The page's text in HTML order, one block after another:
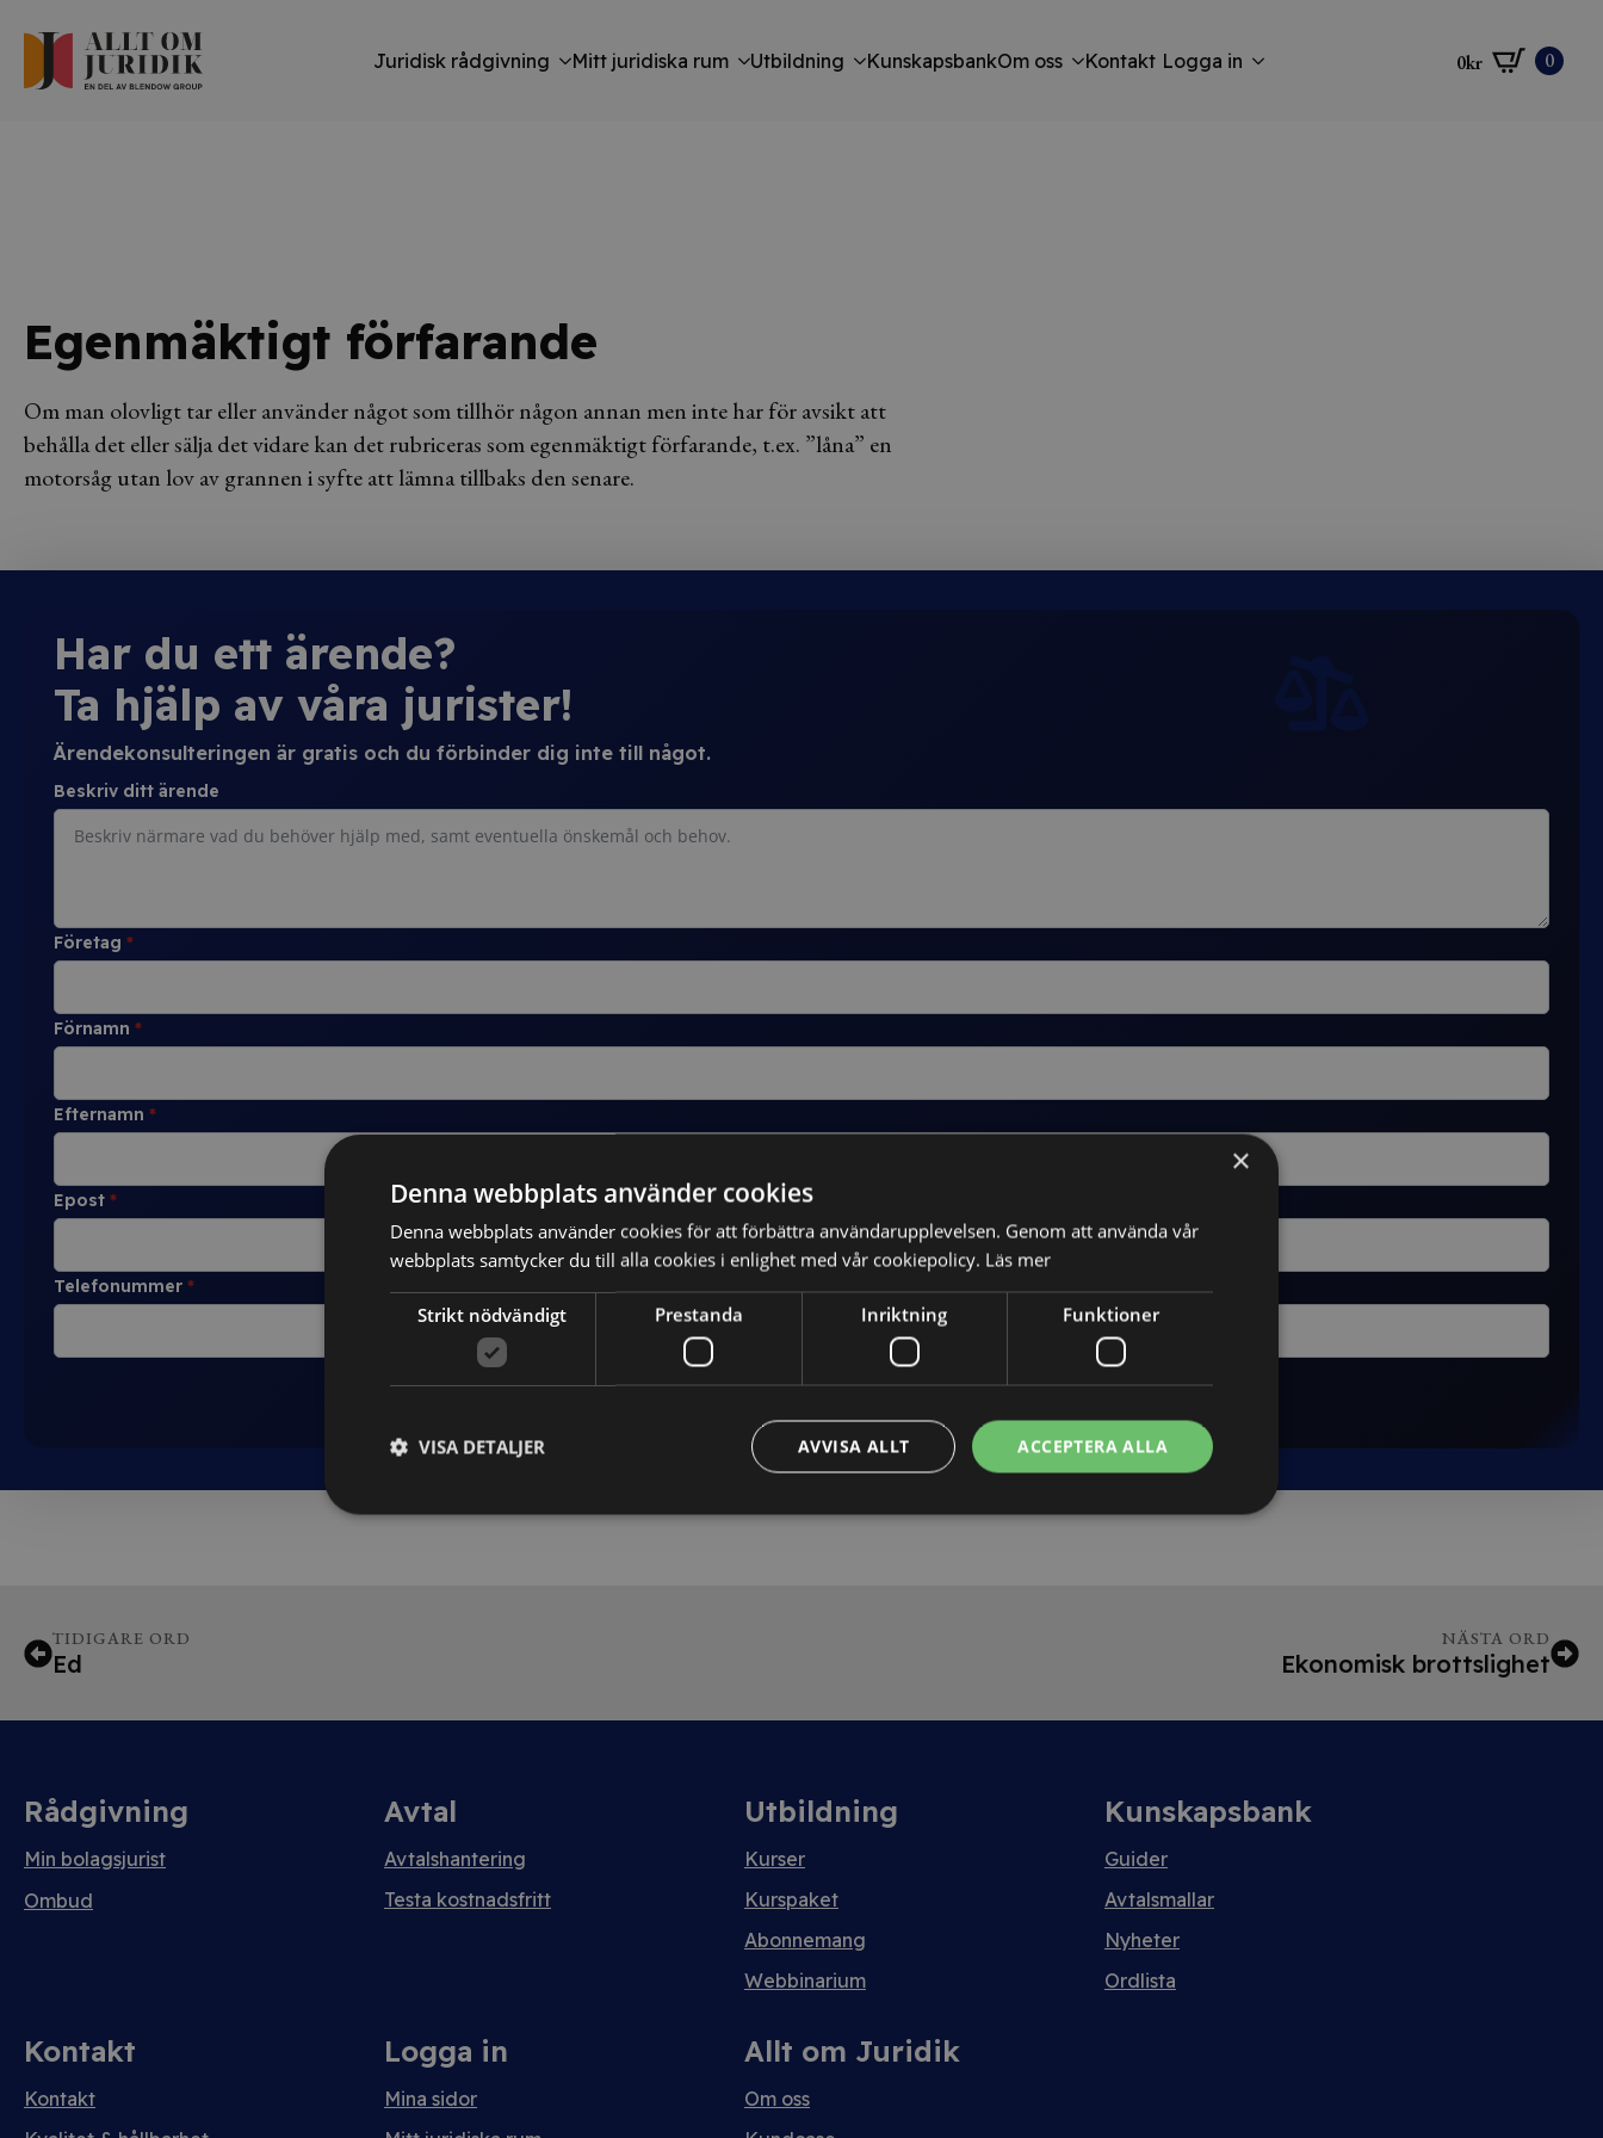
Juridisk rådgivning Mitt juridiska rum Utbildning KunskapsbankOm oss Kontakt Logga in 0kr 0
Egenmäktigt förfarande
Om man olovligt tar eller använder något som tillhör någon annan men inte har för avsikt att
behålla det eller sälja det vidare kan det rubriceras som egenmäktigt förfarande, t.ex. ”låna” en
motorsåg utan lov av grannen i syfte att lämna tillbaks den senare.
Har du ett ärende?
Ta hjälp av våra jurister!
Ärendekonsulteringen är gratis och du förbinder dig inte till något.
Beskriv ditt ärende
Företag *
Förnamn *
Efternamn *
Epost *
Telefonummer *
Skicka
TIDIGARE ORD
Ed
NÄSTA ORD
Ekonomisk brottslighet
Rådgivning
Min bolagsjurist
Ombud
Avtal
Avtalshantering
Testa kostnadsfritt
Utbildning
Kurser
Kurspaket
Abonnemang
Webbinarium
Kunskapsbank
Guider
Avtalsmallar
Nyheter
Ordlista
Kontakt
Kontakt
Logga in
Mina sidor
Allt om Juridik
Om oss
×
Denna webbplats använder cookies
Denna webbplats använder cookies för att förbättra användarupplevelsen. Genom att använda vår
webbplats samtycker du till alla cookies i enlighet med vår cookiepolicy. Läs mer
Strikt nödvändigt Prestanda Inriktning Funktioner
ACCEPTERA ALLA
AVVISA ALLT
VISA DETALJER